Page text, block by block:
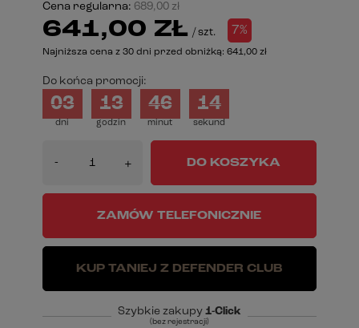
Cena regularna: 689,00 zł
641,00 ZŁ / szt. 7%
Najniższa cena z 30 dni przed obniżką: 641,00 zł
Do końca promocji:
dni
03
godzin
13
minut
46
sekund
14
- + DO KOSZYKA
ZAMÓW TELEFONICZNIE
KUP TANIEJ Z DEFENDER CLUB
Szybkie zakupy 1-Click
(bez rejestracji)